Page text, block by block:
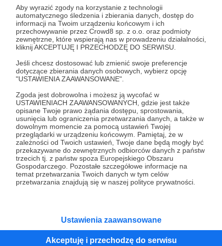
Aby wyrazić zgody na korzystanie z technologii
automatycznego śledzenia i zbierania danych, dostęp do
informacji na Twoim urządzeniu końcowym i ich
przechowywanie przez Crowd8 sp. z o.o. oraz podmioty
zewnętrzne, które wspierają nas w prowadzeniu działalności,
kliknij AKCEPTUJĘ I PRZECHODZĘ DO SERWISU.
Jeśli chcesz dostosować lub zmienić swoje preferencje
dotyczące zbierania danych osobowych, wybierz opcję
"USTAWIENIA ZAAWANSOWANE".
Zgoda jest dobrowolna i możesz ją wycofać w
USTAWIENIACH ZAAWANSOWANYCH, gdzie jest także
opisane Twoje prawo żądania dostępu, sprostowania,
usunięcia lub ograniczenia przetwarzania danych, a także w
dowolnym momencie za pomocą ustawień Twojej
przeglądarki w urządzeniu końcowym. Pamiętaj, że w
zależności od Twoich ustawień, Twoje dane będą mogły być
przekazywane do zewnętrznych odbiorców danych z państw
trzecich tj. z państw spoza Europejskiego Obszaru
Gospodarczego. Pozostałe szczegółowe informacje na
temat przetwarzania Twoich danych w tym celów
przetwarzania znajdują się w naszej polityce prywatności.
Ustawienia zaawansowane
Akceptuję i przechodzę do serwisu
Czy na pewno chcesz kontynuować?
Tak, przejdź do strony
Kategorie
O Patronite
Dodatkowe produkty
Pomoc
RegulaminPolityka prywatnościPatronite Commons
Unia Europejska